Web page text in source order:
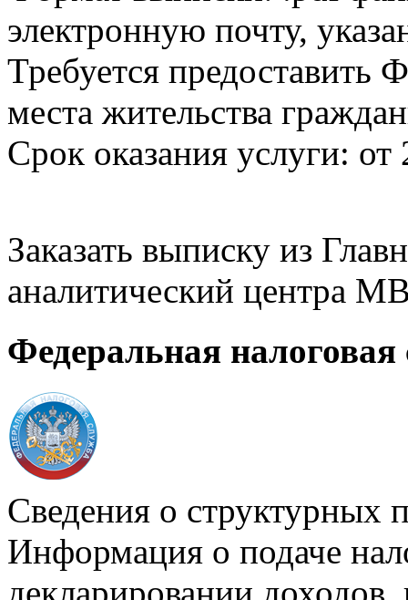
электронную почту,
Требуется
места жительства
Срок оказания услуги: от
Заказать выписку из
аналитический центра
Федеральная налоговая
Сведения о структурных
Информация о подаче